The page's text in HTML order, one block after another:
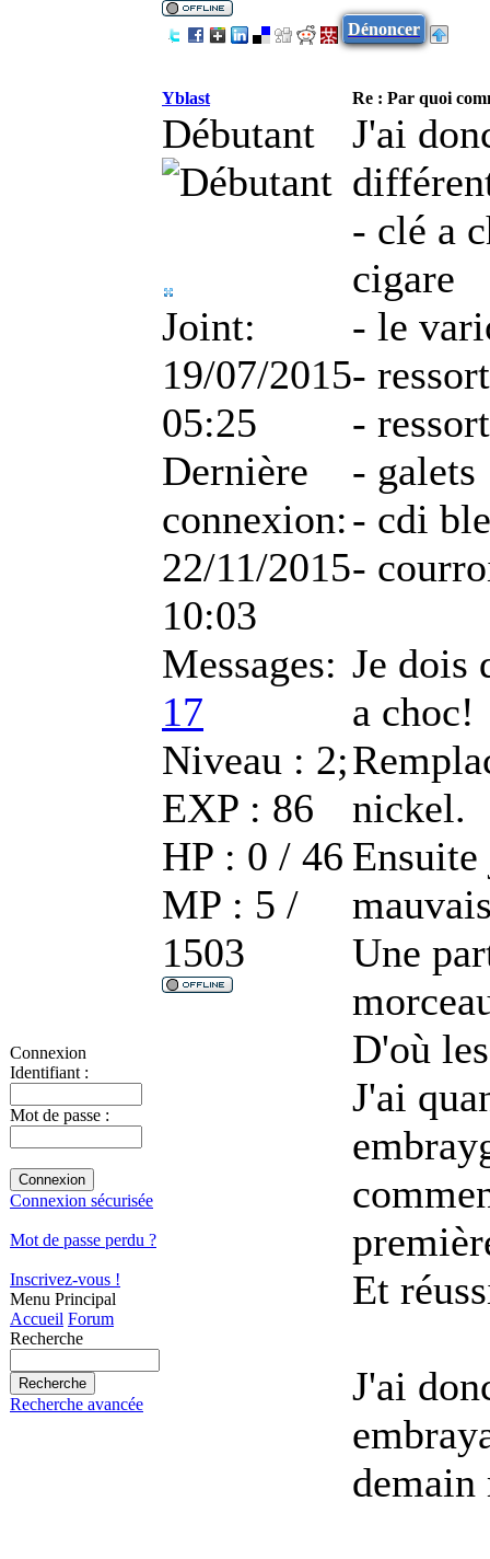
Connexion
Identifiant :
Mot de passe :
Connexion sécurisée
Mot de passe perdu ?
Inscrivez-vous !
Menu Principal
Accueil Forum
Recherche
Recherche avancée
Dénoncer
Yblast Re : Par quoi
Débutant
Joint:
19/07/2015
05:25
Dernière
connexion:
22/11/2015
10:03
Messages:
17
Niveau : 2;
EXP : 86
HP : 0 / 46
MP : 5 /
1503
J'ai
- clé a
cigare
- le
-
-
- galets
- cdi
-
Je dois
a choc!
nickel.
Ensuite
Une
D'où
J'ai
Et
J'ai